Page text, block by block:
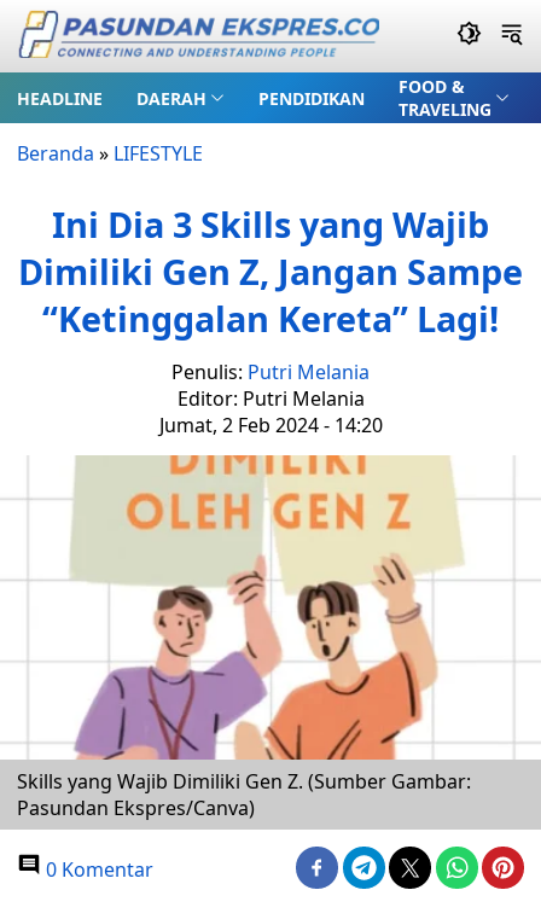
HEADLINE DAERAH PENDIDIKAN
FOOD &
TRAVELING
Beranda » LIFESTYLE
Ini Dia 3 Skills yang Wajib
Dimiliki Gen Z, Jangan Sampe
“Ketinggalan Kereta” Lagi!
Penulis: Putri Melania
Editor: Putri Melania
Jumat, 2 Feb 2024 - 14:20
Skills yang Wajib Dimiliki Gen Z. (Sumber Gambar:
Pasundan Ekspres/Canva)
0 Komentar